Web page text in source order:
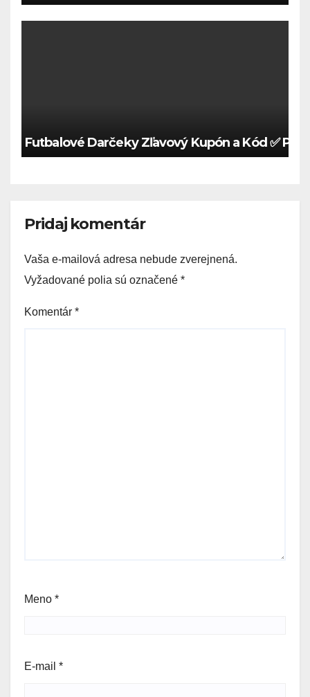
Futbalové Darčeky Zľavový Kupón a Kód ✅
Pridaj komentár
Vaša e-mailová adresa nebude zverejnená.
Vyžadované polia sú označené *
Komentár *
Meno *
E-mail *